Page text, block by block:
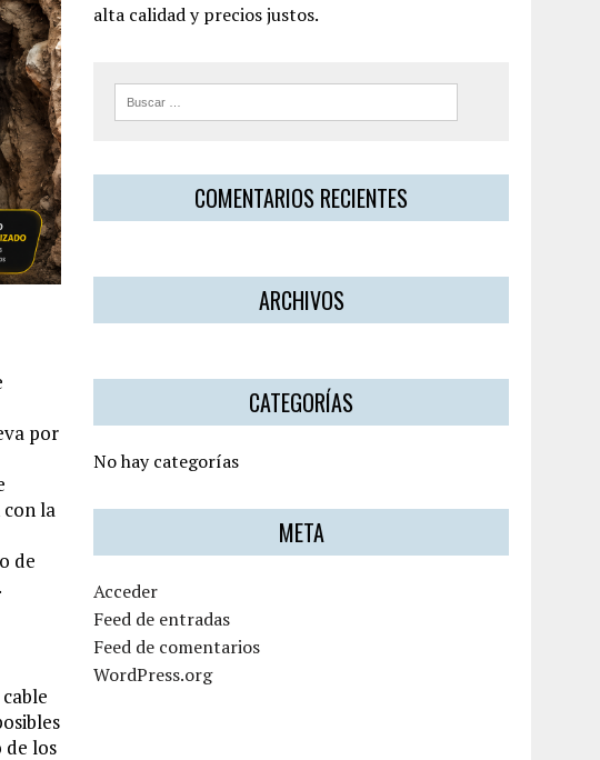
por
la
de
de los
alta calidad y precios justos.
COMENTARIOS RECIENTES
ARCHIVOS
CATEGORÍAS
No hay categorías
META
Acceder
Feed de entradas
Feed de comentarios
WordPress.org